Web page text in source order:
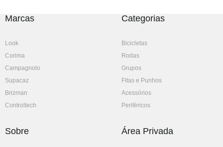
Marcas
Look
Corima
Campagnolo
Supacaz
Brizman
Controltech
Categorias
Bicicletas
Rodas
Grupos
Fitas e Punhos
Acessórios
Periféricos
Sobre Área Privada